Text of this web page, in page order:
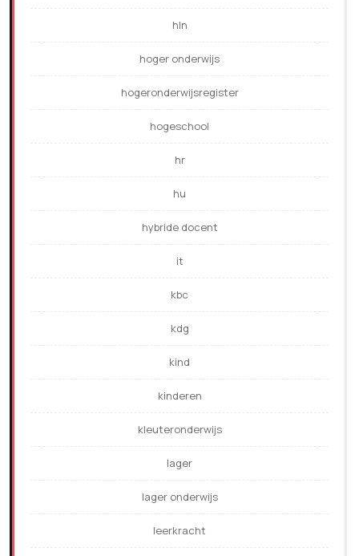
hln
hoger onderwijs
hogeronderwijsregister
hogeschool
hr
hu
hybride docent
it
kbc
kdg
kind
kinderen
kleuteronderwijs
lager
lager onderwijs
leerkracht